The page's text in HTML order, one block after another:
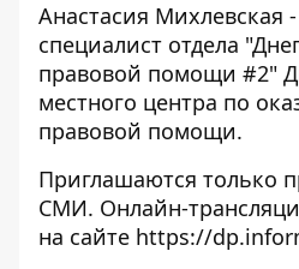
Анастасия Михлевская
специалист отдела
правовой помощи #2"
местного центра по
правовой помощи.
Приглашаются только
СМИ. Онлайн-
на сайте https://